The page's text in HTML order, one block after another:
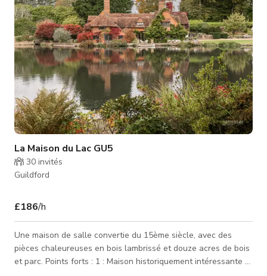
La Maison du Lac GU5
30 invités
Guildford
£186/h
Une maison de salle convertie du 15ème siècle, avec des
pièces chaleureuses en bois lambrissé et douze acres de bois
et parc. Points forts : 1 : Maison historiquement intéressante 2